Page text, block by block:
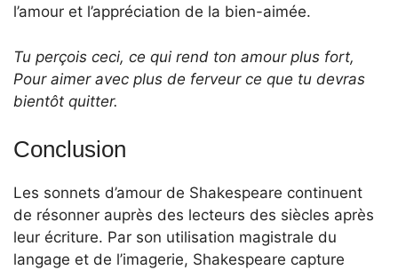
l’amour et l’appréciation de la bien-aimée.
Tu perçois ceci, ce qui rend ton amour plus fort,
Pour aimer avec plus de ferveur ce que tu devras
bientôt quitter.
Conclusion
Les sonnets d’amour de Shakespeare continuent
de résonner auprès des lecteurs des siècles après
leur écriture. Par son utilisation magistrale du
langage et de l’imagerie, Shakespeare capture